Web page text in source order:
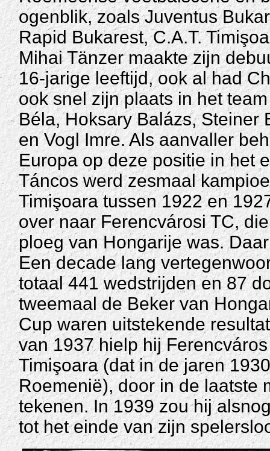
ogenblik, zoals Juventus
Rapid Bukarest, C.A.T.
Mihai Tänzer maakte zijn
16-jarige leeftijd, ook al had
ook snel zijn plaats in het
Béla, Hoksary Balázs, Steiner
en Vogl Imre. Als aanvaller
Europa op deze positie in het
Táncos werd zesmaal
Timişoara tussen 1922 en
over naar Ferencvárosi TC,
ploeg van Hongarije was.
Een decade lang
totaal 441 wedstrijden en 87
tweemaal de Beker van
Cup waren uitstekende
van 1937 hielp hij
Timişoara (dat in de jaren
Roemenië), door in de laatste
tekenen. In 1939 zou hij
tot het einde van zijn